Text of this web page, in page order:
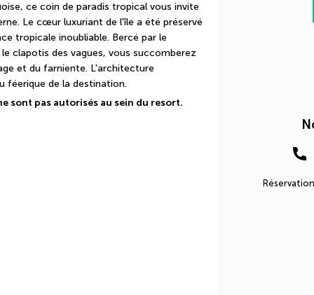
ce coin de paradis tropical vous invite
Le cœur luxuriant de l'île a été préservé
tropicale inoubliable. Bercé par le
clapotis des vagues, vous succomberez
et du farniente. L'architecture
féerique de la destination.
sont pas autorisés au sein du resort.